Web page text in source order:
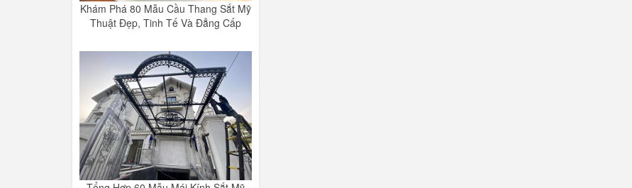
Khám Phá 80 Mẫu Cầu Thang Sắt Mỹ
Thuật Đẹp, Tinh Tế Và Đẳng Cấp